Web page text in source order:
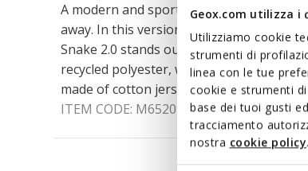
Geox.com utilizza i
Utilizziamo cookie
strumenti di
linea con le tue
cookie e strumenti
base dei tuoi gusti
tracciamento
nostra cookie policy.
A modern and sporty men's bomber
away. In this version, which mixes
Snake 2.0 stands out for its reversible
recycled polyester, which is water-
made of cotton jersey.
ITEM CODE: M6520PTC222F1887